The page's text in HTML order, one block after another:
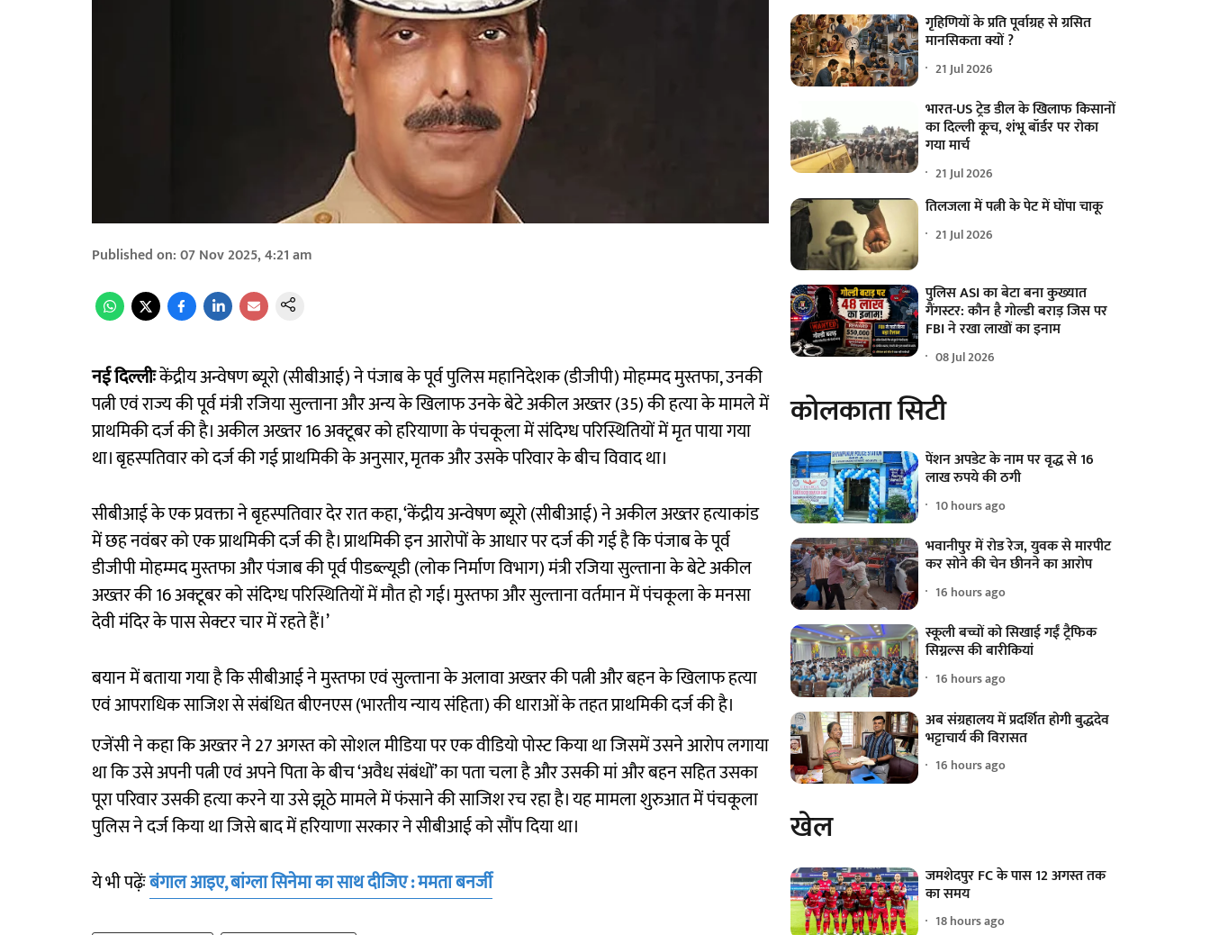
Published on:07 Nov 2025, 4:21 am
नई दिल्लीःकेंद्रीय अन्वेषण ब्यूरो (सीबीआई) ने पंजाब के पूर्व पुलिस महानिदेशक (डीजीपी) मोहम्मद मुस्तफा, उनकी
पत्नी एवं राज्य की पूर्व मंत्री रजिया सुल्ताना और अन्य के खिलाफ उनके बेटे अकील अख्तर (35) की हत्या के मामले में
प्राथमिकी दर्ज की है। अकील अख्तर 16 अक्टूबर को हरियाणा के पंचकूला में संदिग्ध परिस्थितियों में मृत पाया गया
था। बृहस्पतिवार को दर्ज की गई प्राथमिकी के अनुसार, मृतक और उसके परिवार के बीच विवाद था।
सीबीआई के एक प्रवक्ता ने बृहस्पतिवार देर रात कहा, ‘केंद्रीय अन्वेषण ब्यूरो (सीबीआई) ने अकील अख्तर हत्याकांड
में छह नवंबर को एक प्राथमिकी दर्ज की है। प्राथमिकी इन आरोपों के आधार पर दर्ज की गई है कि पंजाब के पूर्व
डीजीपी मोहम्मद मुस्तफा और पंजाब की पूर्व पीडब्ल्यूडी (लोक निर्माण विभाग) मंत्री रजिया सुल्ताना के बेटे अकील
अख्तर की 16 अक्टूबर को संदिग्ध परिस्थितियों में मौत हो गई। मुस्तफा और सुल्ताना वर्तमान में पंचकूला के मनसा
देवी मंदिर के पास सेक्टर चार में रहते हैं।’
बयान में बताया गया है कि सीबीआई ने मुस्तफा एवं सुल्ताना के अलावा अख्तर की पत्नी और बहन के खिलाफ हत्या
एवं आपराधिक साजिश से संबंधित बीएनएस (भारतीय न्याय संहिता) की धाराओं के तहत प्राथमिकी दर्ज की है।
एजेंसी ने कहा कि अख्तर ने 27 अगस्त को सोशल मीडिया पर एक वीडियो पोस्ट किया था जिसमें उसने आरोप लगाया
था कि उसे अपनी पत्नी एवं अपने पिता के बीच ‘अवैध संबंधों’ का पता चला है और उसकी मां और बहन सहित उसका
पूरा परिवार उसकी हत्या करने या उसे झूठे मामले में फंसाने की साजिश रच रहा है। यह मामला शुरुआत में पंचकूला
पुलिस ने दर्ज किया था जिसे बाद में हरियाणा सरकार ने सीबीआई को सौंप दिया था।
ये भी पढ़ेंःबंगाल आइए, बांग्ला सिनेमा का साथ दीजिए : ममता बनर्जी
गृहिणियों के प्रति पूर्वाग्रह से ग्रसित
मानसिकता क्यों ?
21 Jul 2026
भारत-US ट्रेड डील के खिलाफ किसानों
का दिल्ली कूच, शंभू बॉर्डर पर रोका
गया मार्च
21 Jul 2026
तिलजला में पत्नी के पेट में घोंपा चाकू
21 Jul 2026
पुलिस ASI का बेटा बना कुख्यात
गैंगस्टर: कौन है गोल्डी बराड़ जिस पर
FBI ने रखा लाखों का इनाम
08 Jul 2026
कोलकाता सिटी
पेंशन अपडेट के नाम पर वृद्ध से 16
लाख रुपये की ठगी
10 hours ago
भवानीपुर में रोड रेज, युवक से मारपीट
कर सोने की चेन छीनने का आरोप
16 hours ago
स्कूली बच्चों को सिखाई गईं ट्रैफिक
सिग्नल्स की बारीकियां
16 hours ago
अब संग्रहालय में प्रदर्शित होगी बुद्धदेव
भट्टाचार्य की विरासत
16 hours ago
खेल
जमशेदपुर FC के पास 12 अगस्त तक
का समय
18 hours ago